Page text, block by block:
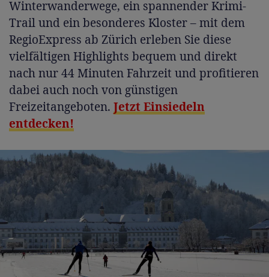
Winterwanderwege, ein spannender Krimi-
Trail und ein besonderes Kloster – mit dem
RegioExpress ab Zürich erleben Sie diese
vielfältigen Highlights bequem und direkt
nach nur 44 Minuten Fahrzeit und profitieren
dabei auch noch von günstigen
Freizeitangeboten. Jetzt Einsiedeln
entdecken!